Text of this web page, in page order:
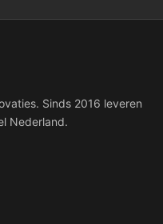
Sinds 2016 leveren
Nederland.